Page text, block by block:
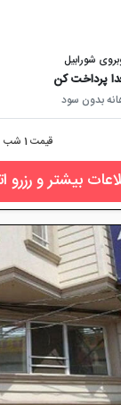
شورابیل
پرداخت کن
قیمت 1 شب
بیشتر و رزرو